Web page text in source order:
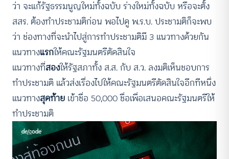
ว่า จะแก้รัฐธรรมนูญใหม่ทั้งฉบับ ร่างใหม่ทั้งฉบับ หรือจะตั้ง
สสร. ต้องทำประชามติก่อน พอไปดู พ.ร.บ. ประชามติก็จะพบ
ว่า ช่องทางที่จะนำไปสู่การทำประชามติมี 3 แนวทางด้วยกัน
แนวทางแรกให้คณะรัฐมนตรีตัดสินใจ
แนวทางที่สองให้รัฐสภาทั้ง ส.ส. กับ ส.ว. ลงมติเห็นชอบการ
ทำประชามติ แล้วส่งเรื่องไปให้คณะรัฐมนตรีตัดสินใจอีกทีหนึ่ง
แนวทางสุดท้าย เข้าชื่อ 50,000 ชื่อเพื่อเสนอคณะรัฐมนตรีให้
ทำประชามติ